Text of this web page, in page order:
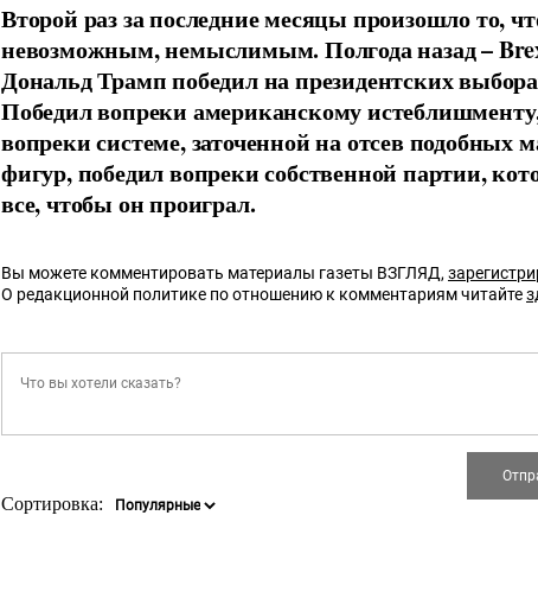
Второй раз за последние месяцы произошло то,
невозможным, немыслимым. Полгода назад –
Дональд Трамп победил на президентских
Победил вопреки американскому
вопреки системе, заточенной на отсев подобных
фигур, победил вопреки собственной партии,
все, чтобы он проиграл.
Вы можете комментировать материалы газеты ВЗГЛЯД,
О редакционной политике по отношению к комментариям читайте
Сортировка: